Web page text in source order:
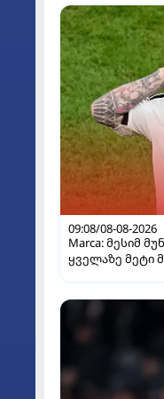
09:08/08-08-2026
Marca: მესიმ
ყველაზე მეტი